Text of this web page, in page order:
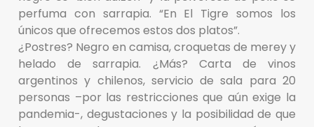
perfuma con sarrapia. “En El Tigre somos los
únicos que ofrecemos estos dos platos”.
¿Postres? Negro en camisa, croquetas de merey y
helado de sarrapia. ¿Más? Carta de vinos
argentinos y chilenos, servicio de sala para 20
personas –por las restricciones que aún exige la
pandemia-, degustaciones y la posibilidad de que